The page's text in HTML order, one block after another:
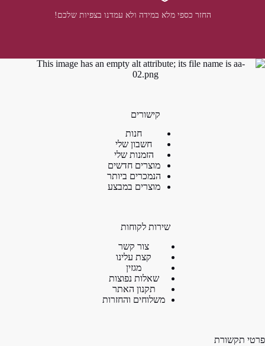
החזר כספי מלא במידה ולא עמדנו בצפיות שלכם!
קישורים
חנות
חשבון שלי
הזמנות שלי
מוצרים חדשים
הנמכרים ביותר
מוצרים במבצע
שירות לקוחות
צור קשר
קצת עלינו
מגזין
שאלות נפוצות
תקנון האתר
משלוחים והחזרות
פרטי תקשורת